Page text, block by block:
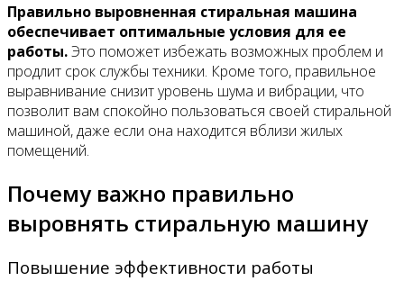
Правильно выровненная стиральная машина
обеспечивает оптимальные условия для ее
работы.Это поможет избежать возможных проблем и
продлит срок службы техники. Кроме того, правильное
выравнивание снизит уровень шума и вибрации, что
позволит вам спокойно пользоваться своей стиральной
машиной, даже если она находится вблизи жилых
помещений.
Почему важно правильно
выровнять стиральную машину
Повышение эффективности работы